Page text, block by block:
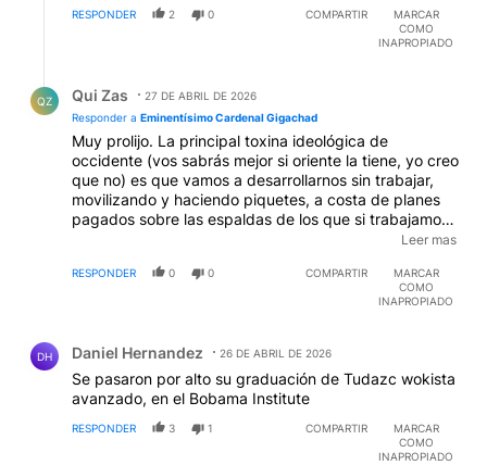
RESPONDER 2 0 COMPARTIR
MARCAR
COMO
INAPROPIADO
QZ Qui Zas
27 DE ABRIL DE 2026
Responder a Eminentísimo Cardenal Gigachad
Muy prolijo. La principal toxina ideológica de
occidente (vos sabrás mejor si oriente la tiene, yo creo
que no) es que vamos a desarrollarnos sin trabajar,
movilizando y haciendo piquetes, a costa de planes
pagados sobre las espaldas de los que si trabajamos.
Para prueba tenés el inmenso desarrollo logrado por
están en occidente.
Leer mas
RESPONDER 0 0 COMPARTIR
MARCAR
COMO
INAPROPIADO
DH Daniel Hernandez 26 DE ABRIL DE 2026
Se pasaron por alto su graduación de Tudazc wokista
avanzado, en el Bobama Institute
RESPONDER 3 1 COMPARTIR
MARCAR
COMO
INAPROPIADO